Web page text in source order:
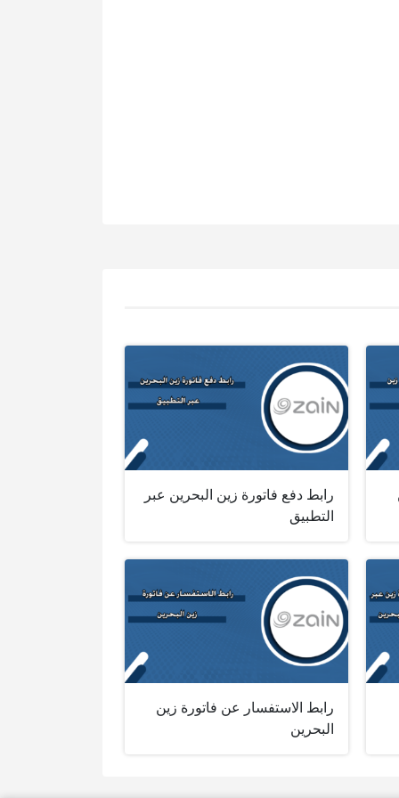
رابط دفع فاتورة زين البحرين عبر
التطبيق
رابط الاستفسار عن فاتورة زين
البحرين